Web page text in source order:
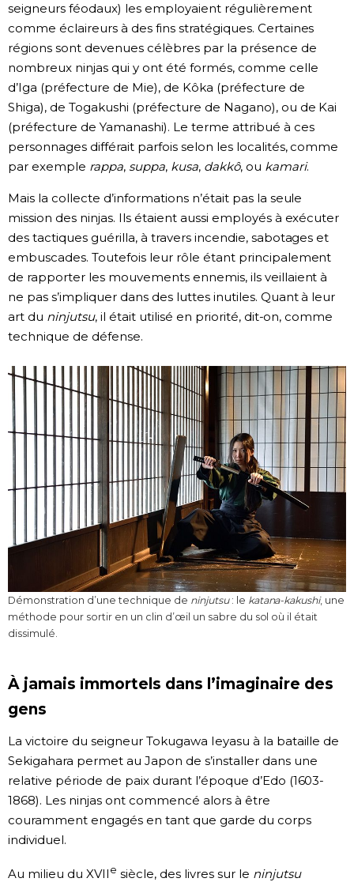
seigneurs féodaux) les employaient régulièrement
comme éclaireurs à des fins stratégiques. Certaines
régions sont devenues célèbres par la présence de
nombreux ninjas qui y ont été formés, comme celle
d’Iga (préfecture de Mie), de Kôka (préfecture de
Shiga), de Togakushi (préfecture de Nagano), ou de Kai
(préfecture de Yamanashi). Le terme attribué à ces
personnages différait parfois selon les localités, comme
par exemple rappa, suppa, kusa, dakkô, ou kamari.
Mais la collecte d’informations n’était pas la seule
mission des ninjas. Ils étaient aussi employés à exécuter
des tactiques guérilla, à travers incendie, sabotages et
embuscades. Toutefois leur rôle étant principalement
de rapporter les mouvements ennemis, ils veillaient à
ne pas s’impliquer dans des luttes inutiles. Quant à leur
art du ninjutsu, il était utilisé en priorité, dit-on, comme
technique de défense.
Démonstration d’une technique de ninjutsu: le katana-kakushi, une
méthode pour sortir en un clin d’œil un sabre du sol où il était
dissimulé.
À jamais immortels dans l’imaginaire des
gens
La victoire du seigneur Tokugawa Ieyasu à la bataille de
Sekigahara permet au Japon de s’installer dans une
relative période de paix durant l’époque d’Edo (1603-
1868). Les ninjas ont commencé alors à être
couramment engagés en tant que garde du corps
individuel.
Au milieu du XVII e siècle, des livres sur le ninjutsu